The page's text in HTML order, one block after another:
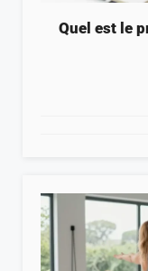
Quel est le